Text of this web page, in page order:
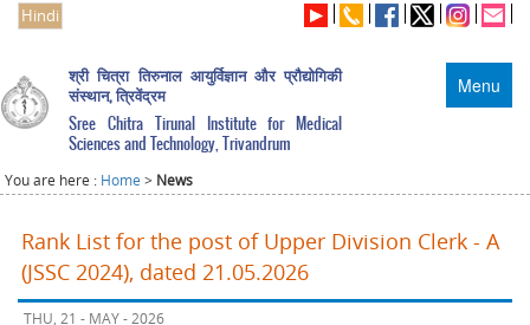
Hindi
Menu
श्री चित्रा तिरुनाल आयुर्विज्ञान और प्रौद्योगिकी
संस्थान, त्रिवेंद्रम
Sree Chitra Tirunal Institute for Medical
Sciences and Technology, Trivandrum
You are here : Home > News
Rank List for the post of Upper Division Clerk - A
(JSSC 2024), dated 21.05.2026
THU, 21 - MAY - 2026